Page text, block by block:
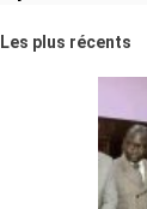
Les plus récents